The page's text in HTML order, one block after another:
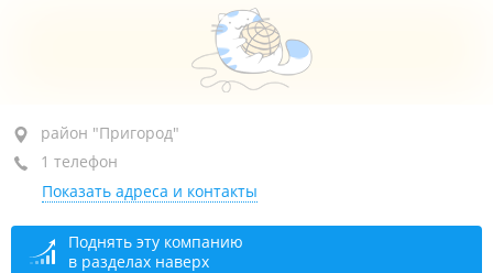
район "Пригород", ул. Артековская, 9
+7 (423) 230-44-56
открыто, закроется через 19 мин.
район "Пригород"
1 телефон
Показать адреса и контакты
Поднять эту компанию
в разделах наверх